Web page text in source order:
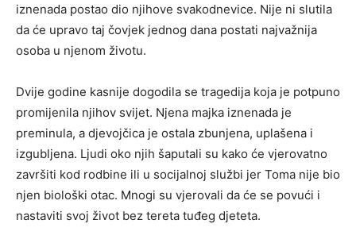
iznenada postao dio njihove svakodnevice. Nije ni slutila
da će upravo taj čovjek jednog dana postati najvažnija
osoba u njenom životu.
Dvije godine kasnije dogodila se tragedija koja je potpuno
promijenila njihov svijet. Njena majka iznenada je
preminula, a djevojčica je ostala zbunjena, uplašena i
izgubljena. Ljudi oko njih šaputali su kako će vjerovatno
završiti kod rodbine ili u socijalnoj službi jer Toma nije bio
njen biološki otac. Mnogi su vjerovali da će se povući i
nastaviti svoj život bez tereta tuđeg djeteta.